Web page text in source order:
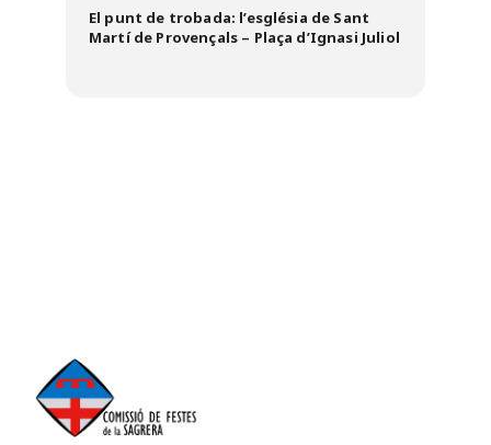
El punt de trobada: l’església de Sant
Martí de Provençals – Plaça d’Ignasi Juliol